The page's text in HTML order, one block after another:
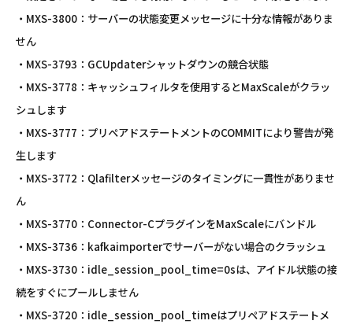
・MXS-3800：サーバーの状態変更メッセージに十分な情報がありま
せん
・MXS-3793：GCUpdaterシャットダウンの競合状態
・MXS-3778：キャッシュフィルタを使用するとMaxScaleがクラッ
シュします
・MXS-3777：プリペアドステートメントのCOMMITにより警告が発
生します
・MXS-3772：Qlafilterメッセージのタイミングに一貫性がありませ
ん
・MXS-3770：Connector-CプラグインをMaxScaleにバンドル
・MXS-3736：kafkaimporterでサーバーがない場合のクラッシュ
・MXS-3730：idle_session_pool_time=0sは、アイドル状態の接
続をすぐにプールしません
・MXS-3720：idle_session_pool_timeはプリペアドステートメ